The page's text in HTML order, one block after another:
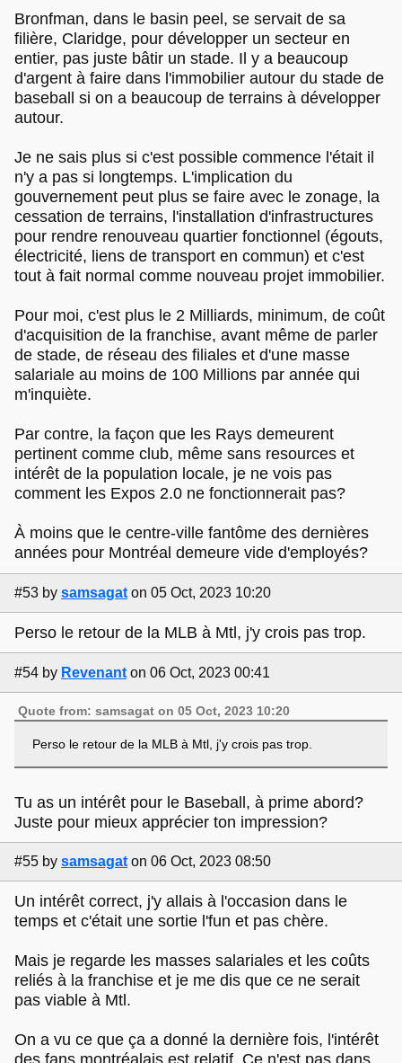
Bronfman, dans le basin peel, se servait de sa
filière, Claridge, pour développer un secteur en
entier, pas juste bâtir un stade. Il y a beaucoup
d'argent à faire dans l'immobilier autour du stade de
baseball si on a beaucoup de terrains à développer
autour.
Je ne sais plus si c'est possible commence l'était il
n'y a pas si longtemps. L'implication du
gouvernement peut plus se faire avec le zonage, la
cessation de terrains, l'installation d'infrastructures
pour rendre renouveau quartier fonctionnel (égouts,
électricité, liens de transport en commun) et c'est
tout à fait normal comme nouveau projet immobilier.
Pour moi, c'est plus le 2 Milliards, minimum, de coût
d'acquisition de la franchise, avant même de parler
de stade, de réseau des filiales et d'une masse
salariale au moins de 100 Millions par année qui
m'inquiète.
Par contre, la façon que les Rays demeurent
pertinent comme club, même sans resources et
intérêt de la population locale, je ne vois pas
comment les Expos 2.0 ne fonctionnerait pas?
À moins que le centre-ville fantôme des dernières
années pour Montréal demeure vide d'employés?
#53 by samsagat on 05 Oct, 2023 10:20
Perso le retour de la MLB à Mtl, j'y crois pas trop.
#54 by Revenant on 06 Oct, 2023 00:41
Quote from: samsagat on 05 Oct, 2023 10:20
Perso le retour de la MLB à Mtl, j'y crois pas trop.
Tu as un intérêt pour le Baseball, à prime abord?
Juste pour mieux apprécier ton impression?
#55 by samsagat on 06 Oct, 2023 08:50
Un intérêt correct, j'y allais à l'occasion dans le
temps et c'était une sortie l'fun et pas chère.
Mais je regarde les masses salariales et les coûts
reliés à la franchise et je me dis que ce ne serait
pas viable à Mtl.
On a vu ce que ça a donné la dernière fois, l'intérêt